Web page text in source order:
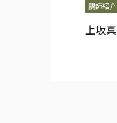
講師紹介
上坂